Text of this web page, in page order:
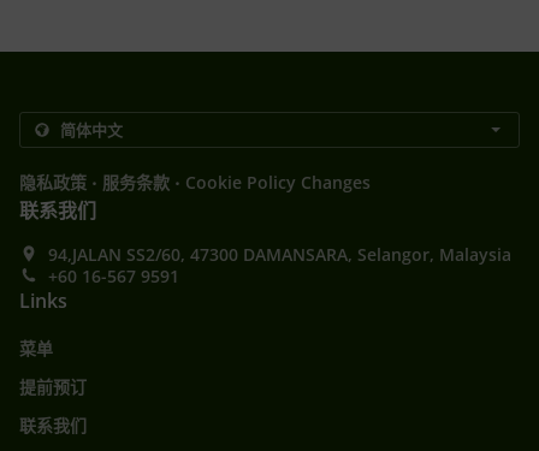
隐私政策 . 服务条款 . Cookie Policy Changes
联系我们
94,JALAN SS2/60, 47300 DAMANSARA, Selangor, Malaysia
+60 16-567 9591
Links
菜单
提前预订
联系我们